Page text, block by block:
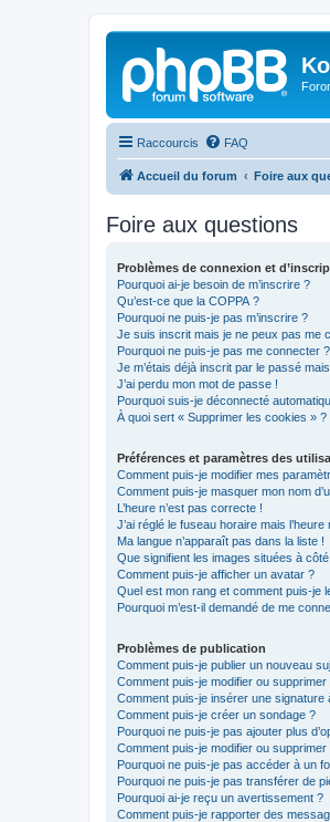
Raccourcis FAQ
Accueil du forum Foire aux
Foire aux questions
Problèmes de connexion et
Pourquoi ai-je besoin de m’inscrire ?
Qu’est-ce que la COPPA ?
Pourquoi ne puis-je pas m’inscrire ?
Je suis inscrit mais je ne peux pas me
Pourquoi ne puis-je pas me connecter ?
Je m’étais déjà inscrit par le passé
J’ai perdu mon mot de passe !
Pourquoi suis-je déconnecté
À quoi sert « Supprimer les cookies » ?
Préférences et paramètres des
Comment puis-je modifier mes
Comment puis-je masquer mon nom
L’heure n’est pas correcte !
J’ai réglé le fuseau horaire mais
Ma langue n’apparaît pas dans la liste !
Que signifient les images situées à
Comment puis-je afficher un avatar ?
Quel est mon rang et comment puis-je
Pourquoi m’est-il demandé de me
Problèmes de publication
Comment puis-je publier un nouveau
Comment puis-je modifier ou
Comment puis-je insérer une signature
Comment puis-je créer un sondage ?
Pourquoi ne puis-je pas ajouter plus
Comment puis-je modifier ou
Pourquoi ne puis-je pas accéder à un
Pourquoi ne puis-je pas transférer de
Pourquoi ai-je reçu un avertissement ?
Comment puis-je rapporter des